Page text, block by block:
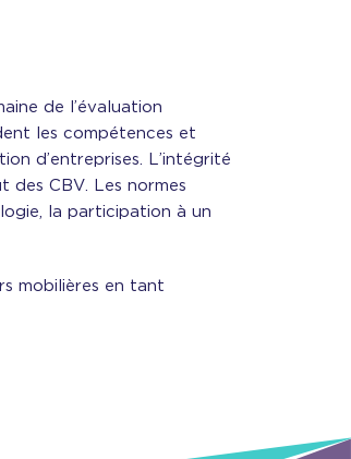
de l’évaluation
les compétences et
d’entreprises. L’intégrité
des CBV. Les normes
la participation à un
mobilières en tant